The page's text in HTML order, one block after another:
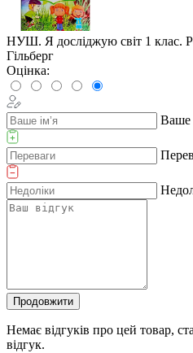
НУШ. Я досліджую світ 1 клас.
Гільберг
Оцінка:
Ваше
Продовжити
Немає відгуків про цей товар,
відгук.